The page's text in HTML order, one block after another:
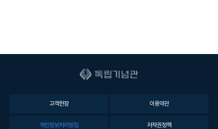
고객헌장 이용약관
개인정보처리방침 저작권정책